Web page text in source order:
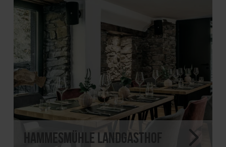
Hammesmühle Landgasthof